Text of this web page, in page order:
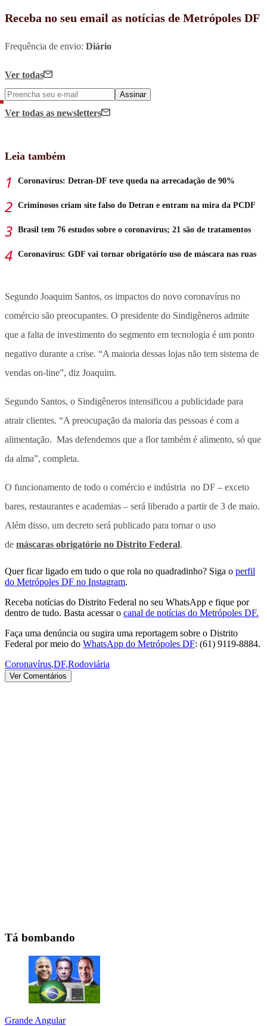
Receba no seu email as notícias de Metrópoles DF
Frequência de envio: Diário
Ver todas
Assinar
Ver todas as newsletters
Leia também
Coronavírus: Detran-DF teve queda na arrecadação de 90%
Criminosos criam site falso do Detran e entram na mira da PCDF
Brasil tem 76 estudos sobre o coronavírus; 21 são de tratamentos
Coronavírus: GDF vai tornar obrigatório uso de máscara nas ruas
Segundo Joaquim Santos, os impactos do novo coronavírus no
comércio são preocupantes. O presidente do Sindigêneros admite
que a falta de investimento do segmento em tecnologia é um ponto
negativo durante a crise. “A maioria dessas lojas não tem sistema de
vendas on-line”, diz Joaquim.
Segundo Santos, o Sindigêneros intensificou a publicidade para
atrair clientes. “A preocupação da maioria das pessoas é com a
alimentação. Mas defendemos que a flor também é alimento, só que
da alma”, completa.
O funcionamento de todo o comércio e indústria no DF – exceto
bares, restaurantes e academias – será liberado a partir de 3 de maio.
Além disso, um decreto será publicado para tornar o uso
de máscaras obrigatório no Distrito Federal.
Quer ficar ligado em tudo o que rola no quadradinho? Siga o perfil
do Metrópoles DF no Instagram.
Receba notícias do Distrito Federal no seu WhatsApp e fique por
dentro de tudo. Basta acessar o canal de notícias do Metrópoles DF.
Faça uma denúncia ou sugira uma reportagem sobre o Distrito
Federal por meio do WhatsApp do Metrópoles DF: (61) 9119-8884.
Coronavírus,DF,Rodoviária
Ver Comentários
Tá bombando
Grande Angular